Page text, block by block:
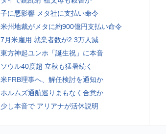
子に悪影響 メタ社に支払い命令
米州地裁がメタに約900億円支払い命令
7月米雇用 就業者数が2.3万人減
東方神起ユンホ「誕生祝」に本音
ソウル40度超 立秋も猛暑続く
米FRB理事へ、解任検討を通知か
ホルムズ通航巡りまもなく合意か
少し本音で アリアナが活休説明